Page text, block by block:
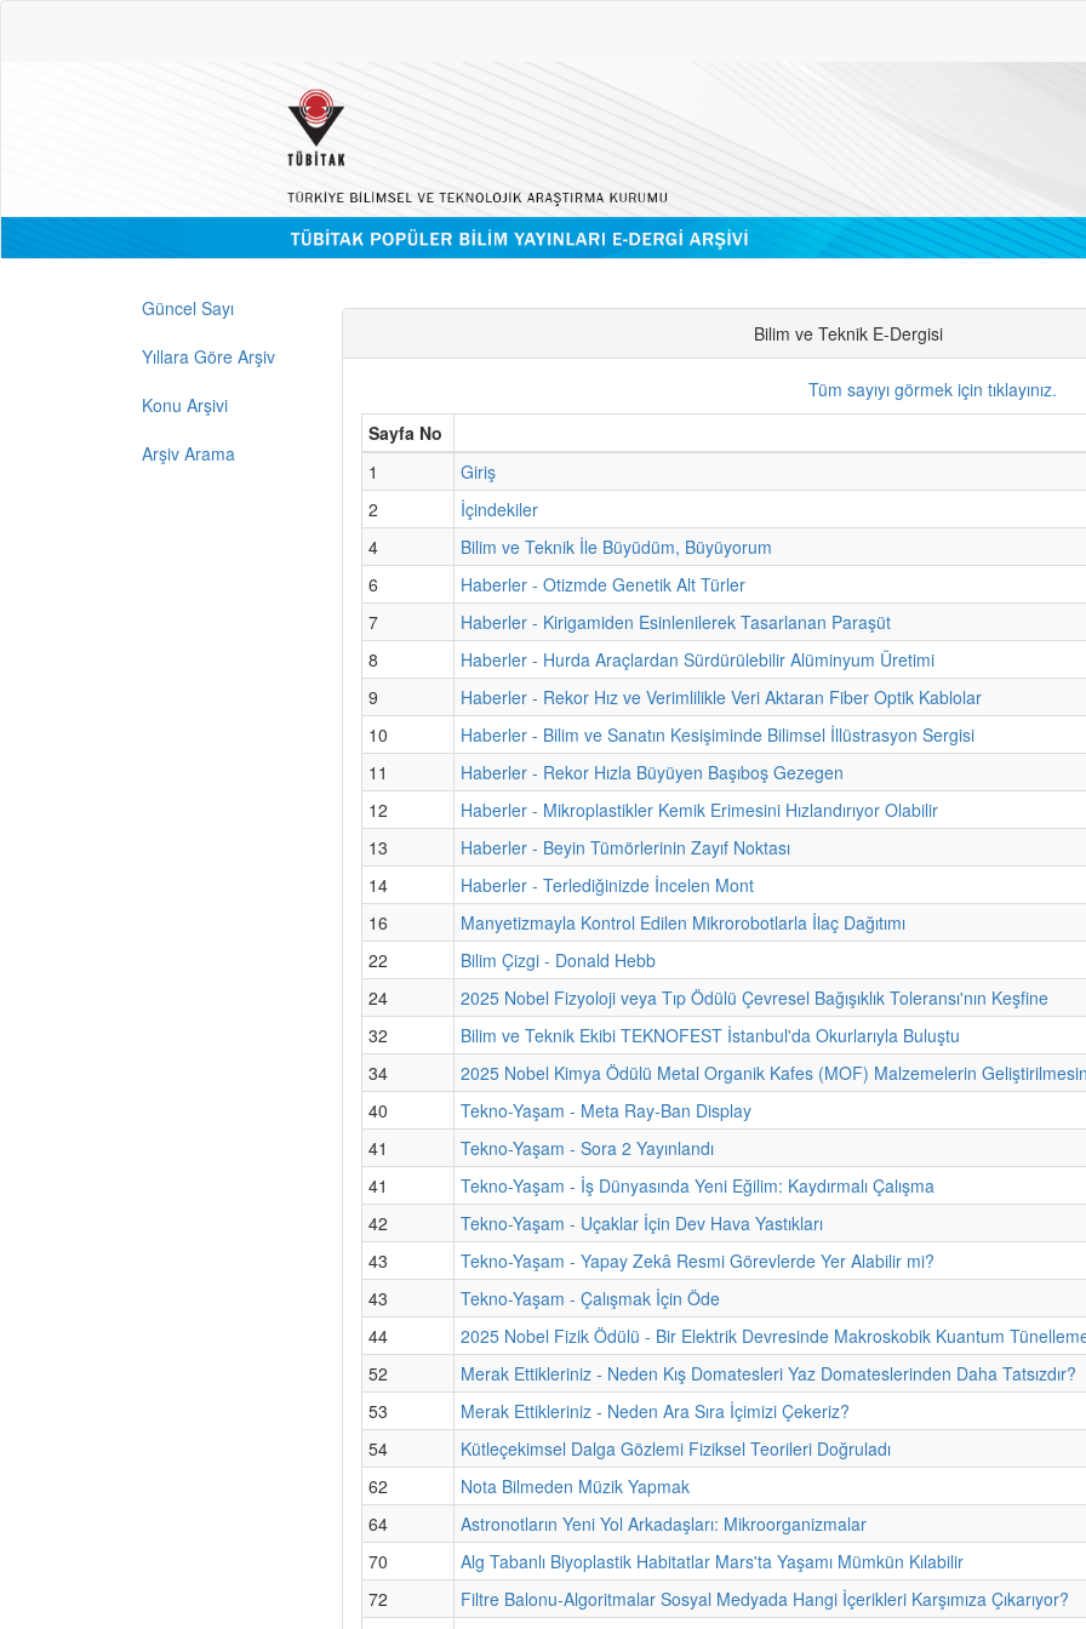
Güncel Sayı
Yıllara Göre Arşiv
Konu Arşivi
Arşiv Arama
Bilim ve Teknik E-Dergisi
Tüm sayıyı görmek için tıklayınız.
Sayfa No
1
Giriş
2
İçindekiler
4
Bilim ve Teknik İle Büyüdüm, Büyüyorum
6
Haberler - Otizmde Genetik Alt Türler
7
Haberler - Kirigamiden Esinlenilerek Tasarlanan Paraşüt
8
Haberler - Hurda Araçlardan Sürdürülebilir Alüminyum Üretimi
9
Haberler - Rekor Hız ve Verimlilikle Veri Aktaran Fiber Optik Kablolar
10
Haberler - Bilim ve Sanatın Kesişiminde Bilimsel İllüstrasyon Sergisi
11
Haberler - Rekor Hızla Büyüyen Başıboş Gezegen
12
Haberler - Mikroplastikler Kemik Erimesini Hızlandırıyor Olabilir
13
Haberler - Beyin Tümörlerinin Zayıf Noktası
14
Haberler - Terlediğinizde İncelen Mont
16
Manyetizmayla Kontrol Edilen Mikrorobotlarla İlaç Dağıtımı
22
Bilim Çizgi - Donald Hebb
24
2025 Nobel Fizyoloji veya Tıp Ödülü Çevresel Bağışıklık Toleransı'nın Keşfine
32
Bilim ve Teknik Ekibi TEKNOFEST İstanbul'da Okurlarıyla Buluştu
34
2025 Nobel Kimya Ödülü Metal Organik Kafes (MOF) Malzemelerin
40
Tekno-Yaşam - Meta Ray-Ban Display
41
Tekno-Yaşam - Sora 2 Yayınlandı
41
Tekno-Yaşam - İş Dünyasında Yeni Eğilim: Kaydırmalı Çalışma
42
Tekno-Yaşam - Uçaklar İçin Dev Hava Yastıkları
43
Tekno-Yaşam - Yapay Zekâ Resmi Görevlerde Yer Alabilir mi?
43
Tekno-Yaşam - Çalışmak İçin Öde
44
2025 Nobel Fizik Ödülü - Bir Elektrik Devresinde Makroskobik Kuantum
52
Merak Ettikleriniz - Neden Kış Domatesleri Yaz Domateslerinden Daha Tatsızdır?
53
Merak Ettikleriniz - Neden Ara Sıra İçimizi Çekeriz?
54
Kütleçekimsel Dalga Gözlemi Fiziksel Teorileri Doğruladı
62
Nota Bilmeden Müzik Yapmak
64
Astronotların Yeni Yol Arkadaşları: Mikroorganizmalar
70
Alg Tabanlı Biyoplastik Habitatlar Mars'ta Yaşamı Mümkün Kılabilir
72
Filtre Balonu-Algoritmalar Sosyal Medyada Hangi İçerikleri Karşımıza Çıkarıyor?